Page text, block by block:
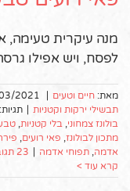
מנה עיקרית טעימה,
לפסח, ויש אפילו
מאת: חיים וטעים |
2021
תבשילי ירקות וקטניות | תגיות:
בולונז צמחוני בלי קטניות
מתכון לבולונז פאי רועים
אדמה תפוחי אדמה | 23 תגובות
קרא עוד >